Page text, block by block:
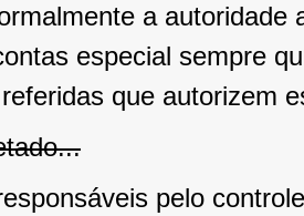
a autoridade
especial sempre
que autorizem
pelo